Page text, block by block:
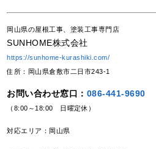
岡山県の屋根工事、塗装工事専門店
SUNHOME株式会社
https://sunhome-kurashiki.com/
住所：岡山県倉敷市二日市243-1
お問い合わせ窓口： 086-441-9690
（8:00～18:00 日曜定休）
対応エリア：岡山県